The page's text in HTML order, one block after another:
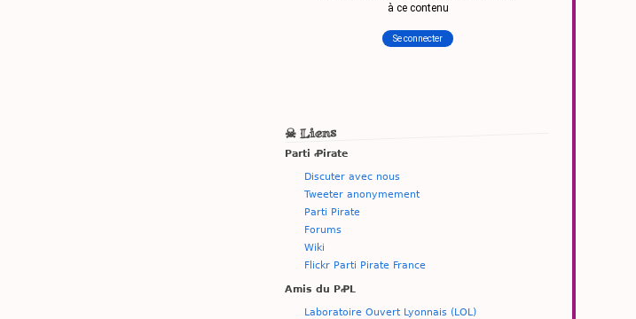
☠ Liens
Parti Ꝓirate
Discuter avec nous
Tweeter anonymement
Parti Pirate
Forums
Wiki
Flickr Parti Pirate France
Amis du PꝒL
Laboratoire Ouvert Lyonnais (LOL)